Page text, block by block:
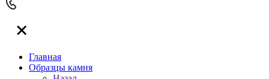
Главная
Образцы камня